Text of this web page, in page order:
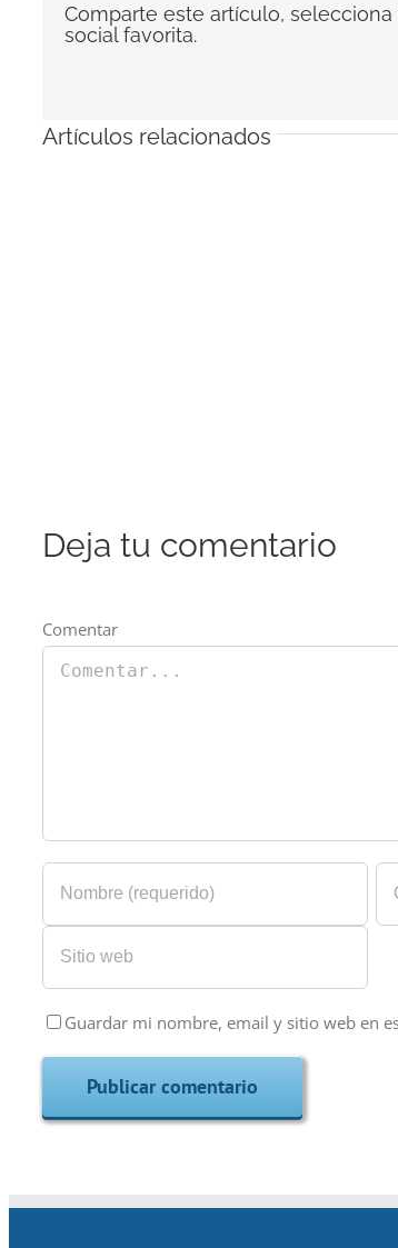
Comparte este artículo, selecciona
social favorita.
Artículos relacionados
Deja tu comentario
Comentar
Guardar mi nombre, email y sitio web en